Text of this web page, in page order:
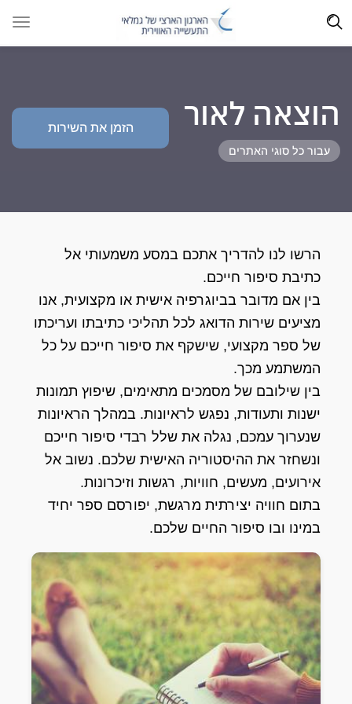
הוצאה לאור
עבור כל סוגי האתרים
הזמן את השירות
הרשו לנו להדריך אתכם במסע משמעותי אל
כתיבת סיפור חייכם.
בין אם מדובר בביוגרפיה אישית או מקצועית, אנו
מציעים שירות הדואג לכל תהליכי כתיבתו ועריכתו
של ספר מקצועי, שישקף את סיפור חייכם על כל
המשתמע מכך.
בין שילובם של מסמכים מתאימים, שיפוץ תמונות
ישנות ותעודות, נפגש לראיונות. במהלך הראיונות
שנערוך עמכם, נגלה את שלל רבדי סיפור חייכם
ונשחזר את ההיסטוריה האישית שלכם. נשוב אל
אירועים, מעשים, חוויות, רגשות וזיכרונות.
בתום חוויה יצירתית מרגשת, יפורסם ספר יחיד
במינו ובו סיפור החיים שלכם.